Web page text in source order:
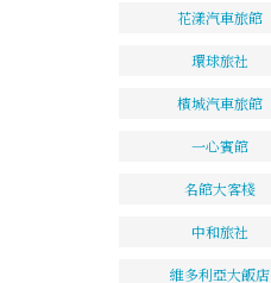
花漾汽車旅館
環球旅社
檳城汽車旅館
一心賓館
名館大客棧
中和旅社
維多利亞大飯店